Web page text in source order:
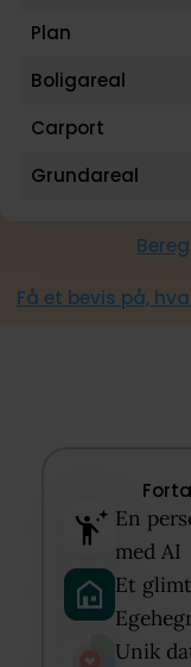
Plan
Boligareal
Carport
Grundareal
Få et bevis på,
En
med AI​
Et
Unik